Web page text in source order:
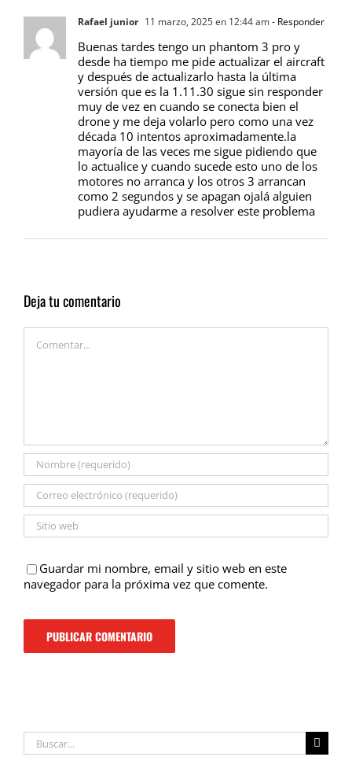
Rafael junior 11 marzo, 2025 en 12:44 am- Responder
Buenas tardes tengo un phantom 3 pro y
desde ha tiempo me pide actualizar el aircraft
y después de actualizarlo hasta la última
versión que es la 1.11.30 sigue sin responder
muy de vez en cuando se conecta bien el
drone y me deja volarlo pero como una vez
década 10 intentos aproximadamente.la
mayoría de las veces me sigue pidiendo que
lo actualice y cuando sucede esto uno de los
motores no arranca y los otros 3 arrancan
como 2 segundos y se apagan ojalá alguien
pudiera ayudarme a resolver este problema
Deja tu comentario
Comentar
Guardar mi nombre, email y sitio web en este
navegador para la próxima vez que comente.
Buscar: